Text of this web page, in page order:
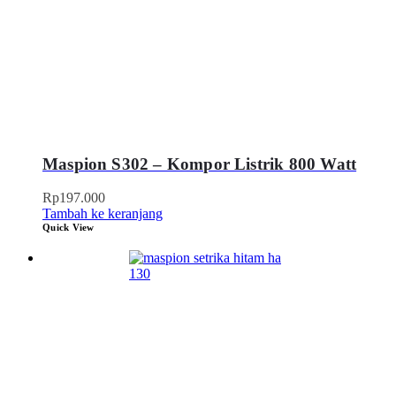
Maspion S302 – Kompor Listrik 800 Watt
Rp197.000
Tambah ke keranjang
Quick View